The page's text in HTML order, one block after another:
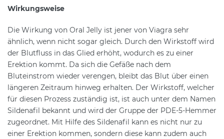
Wirkungsweise
Die Wirkung von Oral Jelly ist jener von Viagra sehr
ähnlich, wenn nicht sogar gleich. Durch den Wirkstoff wird
der Blutfluss in das Glied erhöht, wodurch es zu einer
Erektion kommt. Da sich die Gefäße nach dem
Bluteinstrom wieder verengen, bleibt das Blut über einen
längeren Zeitraum hinweg erhalten. Der Wirkstoff, welcher
für diesen Prozess zuständig ist, ist auch unter dem Namen
Sildenafil bekannt und wird der Gruppe der PDE-5-Hemmer
zugeordnet. Mit Hilfe des Sildenafil kann es nicht nur zu
einer Erektion kommen, sondern diese kann zudem auch